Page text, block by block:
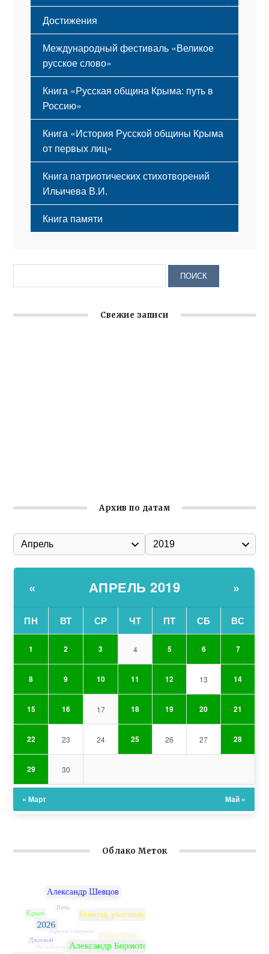
Достижения
Международный фестиваль «Великое
русское слово»
Книга «Русская община Крыма: путь в
Россию»
Книга «История Русской общины Крыма
от первых лиц»
Книга патриотических стихотворений
Ильичева В.И.
Книга памяти
Свежие записи
Архив по датам
« АПРЕЛЬ 2019 »
ПН ВТ СР ЧТ ПТ СБ ВС
1 2 3 4 5 6 7
8 9 10 11 12 13 14
15 16 17 18 19 20 21
22 23 24 25 26 27 28
29 30
« Март Май »
Облако Меток